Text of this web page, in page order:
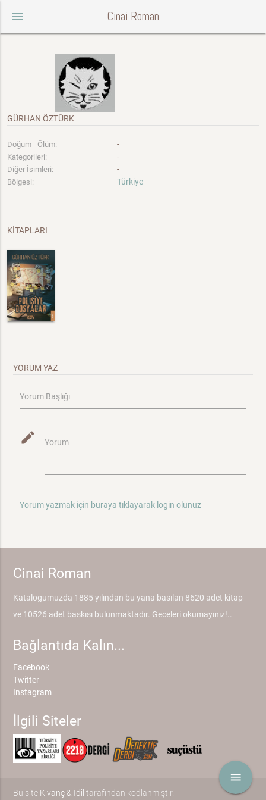
menu Cinai Roman
menu
GÜRHAN ÖZTÜRK
Doğum - Ölüm: -
Kategorileri: -
Diğer İsimleri: -
Bölgesi: Türkiye
KİTAPLARI
YORUM YAZ
Yorum Başlığı
mode_edit Yorum
Yorum yazmak için buraya tıklayarak login olunuz
Cinai Roman
Katalogumuzda 1885 yılından bu yana basılan 8620 adet kitap
ve 10526 adet baskısı bulunmaktadır. Geceleri okumayınız!..
Bağlantıda Kalın...
Facebook
Twitter
Instagram
İlgili Siteler
Bu site Kıvanç & İdil tarafından kodlanmıştır.